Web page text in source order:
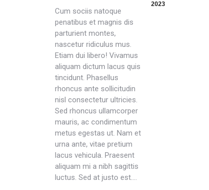
2023
Cum sociis natoque
penatibus et magnis dis
parturient montes,
nascetur ridiculus mus.
Etiam dui libero! Vivamus
aliquam dictum lacus quis
tincidunt. Phasellus
rhoncus ante sollicitudin
nisl consectetur ultricies.
Sed rhoncus ullamcorper
mauris, ac condimentum
metus egestas ut. Nam et
urna ante, vitae pretium
lacus vehicula. Praesent
aliquam mi a nibh sagittis
luctus. Sed at justo est.…